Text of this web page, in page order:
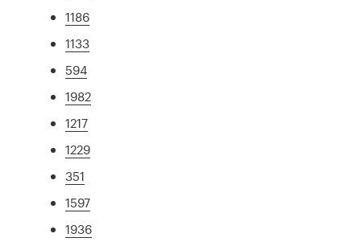
1186
1133
594
1982
1217
1229
351
1597
1936